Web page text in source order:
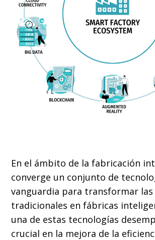
En el ámbito de la fabricación
converge un conjunto de
vanguardia para transformar
tradicionales en fábricas
una de estas tecnologías
crucial en la mejora de la